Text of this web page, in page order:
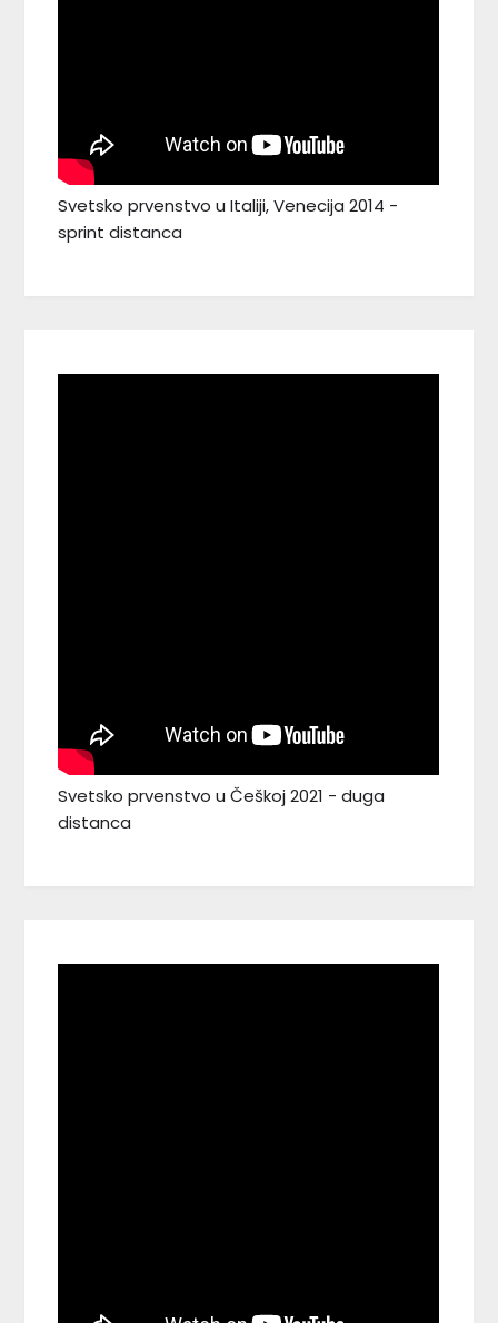
Svetsko prvenstvo u Italiji, Venecija 2014 -
sprint distanca
Svetsko prvenstvo u Češkoj 2021 - duga
distanca